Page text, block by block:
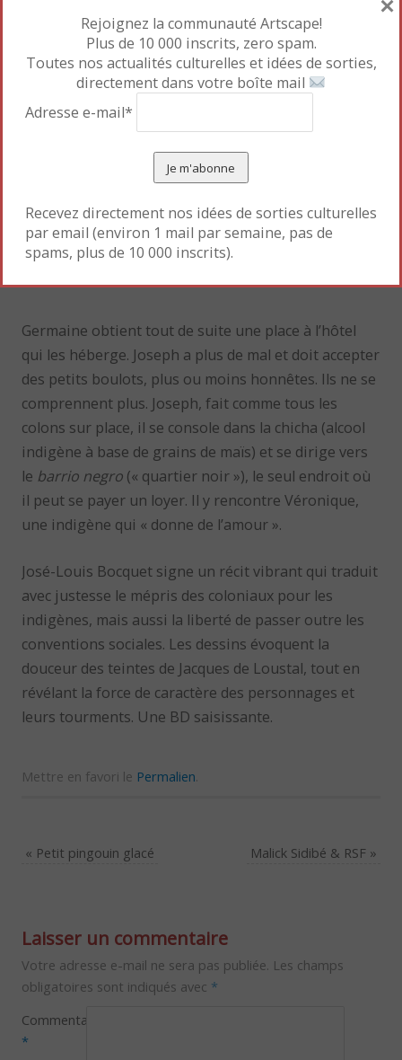
Germaine obtient tout de suite une place à l’hôtel
qui les héberge. Joseph a plus de mal et doit accepter
des petits boulots, plus ou moins honnêtes. Ils ne se
comprennent plus. Joseph, fait comme tous les
colons sur place, il se console dans la chicha (alcool
indigène à base de grains de maïs) et se dirige vers
le barrio negro (« quartier noir »), le seul endroit où
il peut se payer un loyer. Il y rencontre Véronique,
une indigène qui « donne de l’amour ».
José-Louis Bocquet signe un récit vibrant qui traduit
avec justesse le mépris des coloniaux pour les
indigènes, mais aussi la liberté de passer outre les
conventions sociales. Les dessins évoquent la
douceur des teintes de Jacques de Loustal, tout en
révélant la force de caractère des personnages et
leurs tourments. Une BD saisissante.
Mettre en favori le Permalien.
« Petit pingouin glacé Malick Sidibé & RSF »
Laisser un commentaire
Votre adresse e-mail ne sera pas publiée. Les champs
obligatoires sont indiqués avec *
Commentaire
*
Rejoignez la communauté Artscape!
Plus de 10 000 inscrits, zero spam.
Toutes nos actualités culturelles et idées de sorties,
directement dans votre boîte mail
Adresse e-mail*
Recevez directement nos idées de sorties culturelles
par email (environ 1 mail par semaine, pas de
spams, plus de 10 000 inscrits).